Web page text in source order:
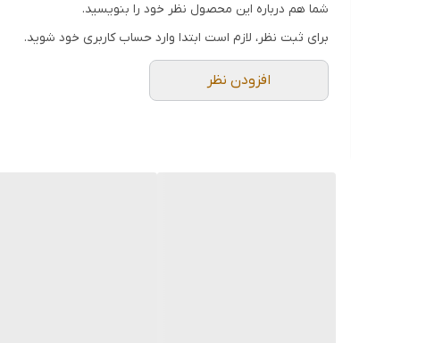
شما هم درباره این محصول نظر خود را بنویسید.
برای ثبت نظر، لازم است ابتدا وارد حساب کاربری خود شوید.
افزودن نظر